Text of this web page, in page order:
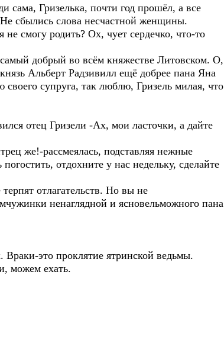
сама, Гризелька, почти год прошёл, а все
сбылись слова несчастной женщины.
смогу родить? Ох, чует сердечко, что-то
добрый во всём княжестве Литовском. О,
Альберт Радзивилл ещё добрее пана Яна
супруга, так люблю, Гризель милая, что
отец Гризели -Ах, мои ласточки, а дайте
же!-рассмеялась, подставляя нежные
отдохните у нас недельку, сделайте
отлагательств. Но вы не
ненаглядной и ясновельможного пана
Враки-это проклятие ятринской ведьмы.
можем ехать.